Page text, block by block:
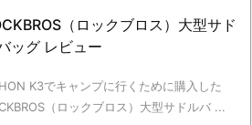
（ロックブロス）大型サド
ッグ レビュー
K3でキャンプに行くために購入した
（ロックブロス）大型サドルバ ...